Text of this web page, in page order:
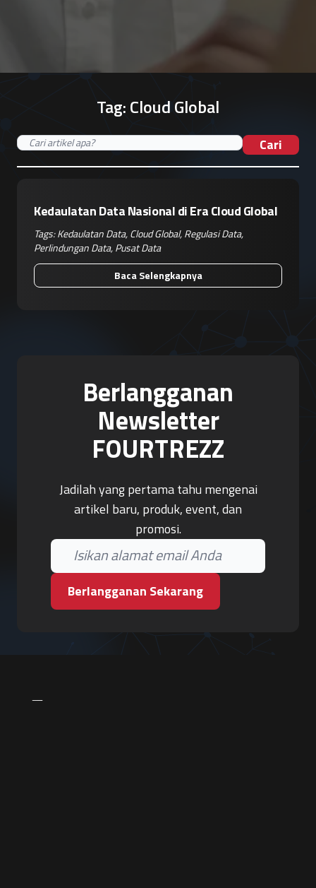
Tag:Cloud Global
Cari
Kedaulatan Data Nasional di Era Cloud Global
Tags:Kedaulatan Data,Cloud Global,Regulasi Data,
Perlindungan Data,Pusat Data
Baca Selengkapnya
Berlangganan
Newsletter
FOURTREZZ
Jadilah yang pertama tahu mengenai
artikel baru, produk, event, dan
promosi.
Berlangganan Sekarang